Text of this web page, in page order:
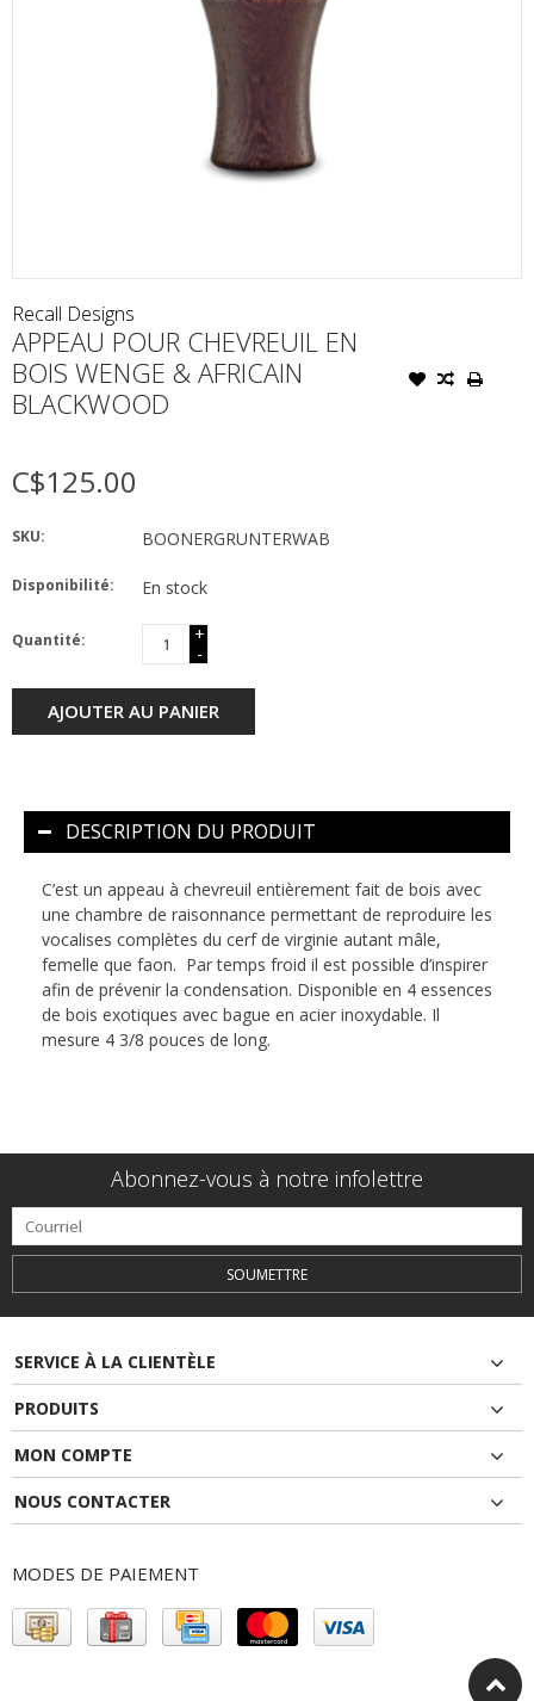
Recall Designs
APPEAU POUR CHEVREUIL EN
BOIS WENGE & AFRICAIN
BLACKWOOD
C$125.00
SKU: BOONERGRUNTERWAB
Disponibilité: En stock
Quantité:
+
-
AJOUTER AU PANIER
DESCRIPTION DU PRODUIT
C’est un appeau à chevreuil entièrement fait de bois avec
une chambre de raisonnance permettant de reproduire les
vocalises complètes du cerf de virginie autant mâle,
femelle que faon. Par temps froid il est possible d’inspirer
afin de prévenir la condensation. Disponible en 4 essences
de bois exotiques avec bague en acier inoxydable. Il
mesure 4 3/8 pouces de long.
Abonnez-vous à notre infolettre
SOUMETTRE
SERVICE À LA CLIENTÈLE
PRODUITS
MON COMPTE
NOUS CONTACTER
MODES DE PAIEMENT